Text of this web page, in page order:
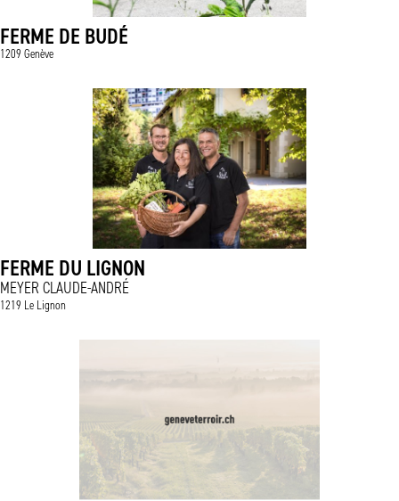
FERME DE BUDÉ
1209 Genève
FERME DU LIGNON
MEYER CLAUDE-ANDRÉ
1219 Le Lignon